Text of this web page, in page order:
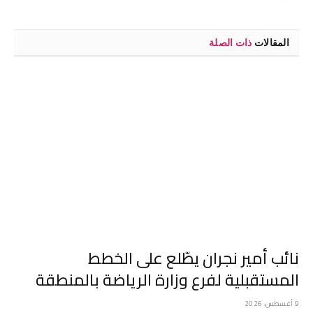
المقالات ذات الصلة
نائب أمير نجران يطّلع على الخطط
المستقبلية لفرع وزارة الرياضة بالمنطقة
9 أغسطس، 2026